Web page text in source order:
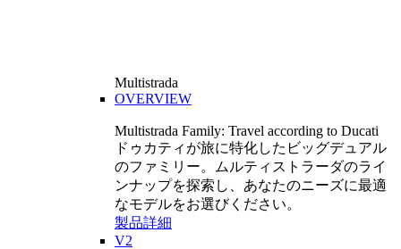
Multistrada
OVERVIEW
Multistrada Family: Travel according to Ducati
ドゥカティが旅に特化したビッグデュアル
のファミリー。ムルティストラーダのライ
ンナップを探索し、あなたのニーズに最適
なモデルをお選びください。
製品詳細
V2